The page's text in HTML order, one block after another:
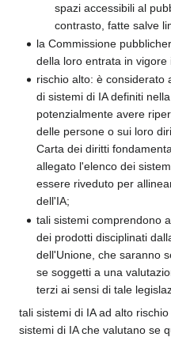
spazi accessibili al
contrasto, fatte salve
la Commissione
della loro entrata in vigore
rischio alto: è considerato
di sistemi di IA definiti
potenzialmente avere
delle persone o sui loro
Carta dei diritti
allegato l'elenco dei
essere riveduto per
dell'IA;
tali sistemi comprendono
dei prodotti disciplinati
dell'Unione, che saranno
se soggetti a una
terzi ai sensi di tale
tali sistemi di IA ad alto
sistemi di IA che valutano se